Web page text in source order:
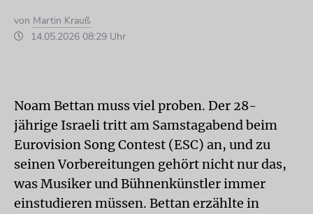
von Martin Krauß
14.05.2026 08:29 Uhr
Noam Bettan muss viel proben. Der 28-
jährige Israeli tritt am Samstagabend beim
Eurovision Song Contest (ESC) an, und zu
seinen Vorbereitungen gehört nicht nur das,
was Musiker und Bühnenkünstler immer
einstudieren müssen. Bettan erzählte in